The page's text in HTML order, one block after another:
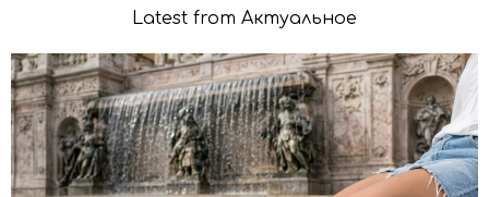
Latest from Актуальное